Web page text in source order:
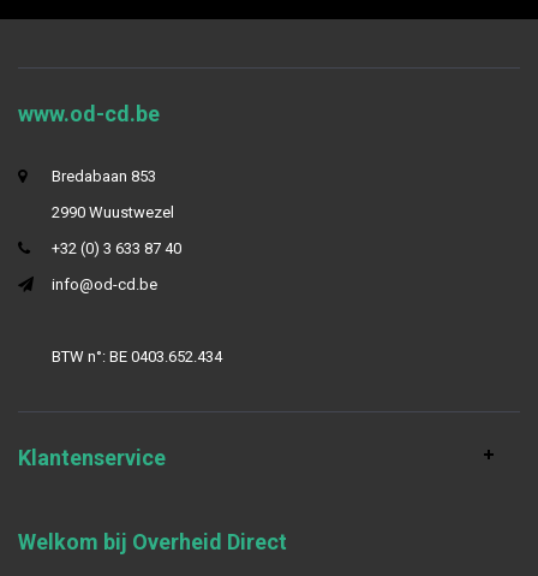
www.od-cd.be
Bredabaan 853
2990 Wuustwezel
+32 (0) 3 633 87 40
info@od-cd.be
BTW n°: BE 0403.652.434
Klantenservice
Welkom bij Overheid Direct